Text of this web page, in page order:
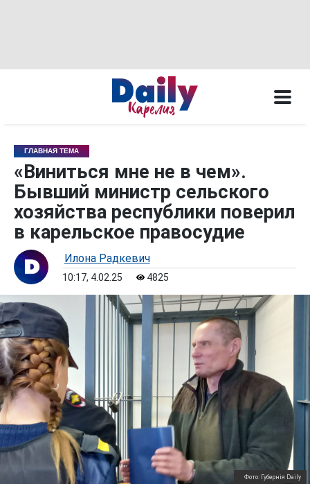
ГЛАВНАЯ ТЕМА
«Виниться мне не в чем».
Бывший министр сельского
хозяйства республики поверил
в карельское правосудие
Илона Радкевич
10:17, 4.02.25 4825
Фото: Губернiя Daily